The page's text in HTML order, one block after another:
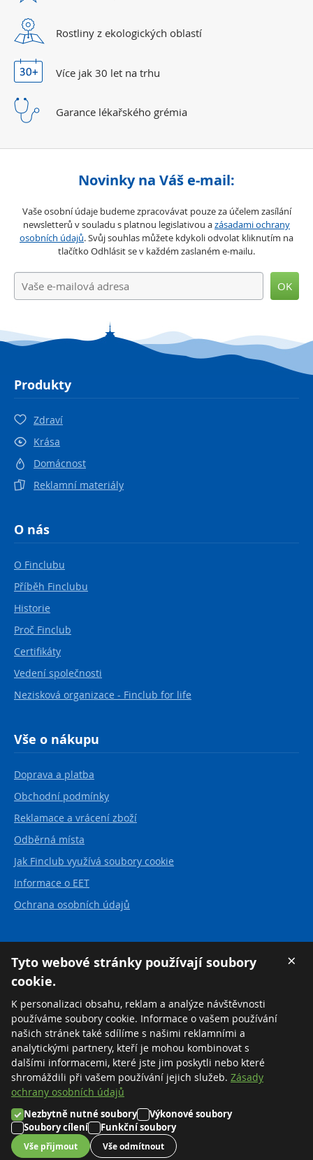
Rostliny z ekologických oblastí
Více jak 30 let na trhu
Garance lékařského grémia
Novinky na Váš e-mail:
Vaše osobní údaje budeme zpracovávat pouze za účelem zasílání
newsletterů v souladu s platnou legislativou azásadami ochrany
osobních údajů. Svůj souhlas můžete kdykoli odvolat kliknutím na
tlačítko Odhlásit se v každém zaslaném e-mailu.
OK
Produkty
Zdraví
Krása
Domácnost
Reklamní materiály
O nás
O Finclubu
Příběh Finclubu
Historie
Proč Finclub
Certifikáty
Vedení společnosti
Nezisková organizace - Finclub for life
Vše o nákupu
Doprava a platba
Obchodní podmínky
Reklamace a vrácení zboží
Odběrná místa
Jak Finclub využívá soubory cookie
Informace o EET
Ochrana osobních údajů
FINCLUB plus, a.s.
Karvinská 21
737 01 Český Těšín
Česká republika
Tel:+420 558 711 550
Zdarma:
+420 800 169 570
©2026 FINCLUB plus, a.s.
Nastavení cookies
Created byMORAVIO
×
Tyto webové stránky používají soubory
cookie.
K personalizaci obsahu, reklam a analýze návštěvnosti
používáme soubory cookie. Informace o vašem používání
našich stránek také sdílíme s našimi reklamními a
analytickými partnery, kteří je mohou kombinovat s
dalšími informacemi, které jste jim poskytli nebo které
shromáždili při vašem používání jejich služeb. Zásady
ochrany osobních údajů
Nezbytně nutné soubory
Výkonové soubory
Soubory cílení
Funkční soubory
Vše přijmout Vše odmítnout